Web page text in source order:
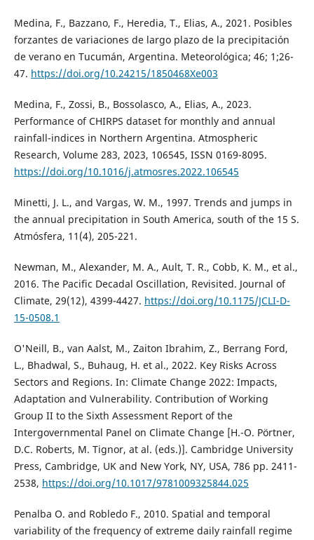
Medina, F., Bazzano, F., Heredia, T., Elias, A., 2021. Posibles
forzantes de variaciones de largo plazo de la precipitación
de verano en Tucumán, Argentina. Meteorológica; 46; 1;26-
47. https://doi.org/10.24215/1850468Xe003
Medina, F., Zossi, B., Bossolasco, A., Elias, A., 2023.
Performance of CHIRPS dataset for monthly and annual
rainfall-indices in Northern Argentina. Atmospheric
Research, Volume 283, 2023, 106545, ISSN 0169-8095.
https://doi.org/10.1016/j.atmosres.2022.106545
Minetti, J. L., and Vargas, W. M., 1997. Trends and jumps in
the annual precipitation in South America, south of the 15 S.
Atmósfera, 11(4), 205-221.
Newman, M., Alexander, M. A., Ault, T. R., Cobb, K. M., et al.,
2016. The Pacific Decadal Oscillation, Revisited. Journal of
Climate, 29(12), 4399-4427. https://doi.org/10.1175/JCLI-D-
15-0508.1
O'Neill, B., van Aalst, M., Zaiton Ibrahim, Z., Berrang Ford,
L., Bhadwal, S., Buhaug, H. et al., 2022. Key Risks Across
Sectors and Regions. In: Climate Change 2022: Impacts,
Adaptation and Vulnerability. Contribution of Working
Group II to the Sixth Assessment Report of the
Intergovernmental Panel on Climate Change [H.-O. Pörtner,
D.C. Roberts, M. Tignor, at al. (eds.)]. Cambridge University
Press, Cambridge, UK and New York, NY, USA, 786 pp. 2411-
2538, https://doi.org/10.1017/9781009325844.025
Penalba O. and Robledo F., 2010. Spatial and temporal
variability of the frequency of extreme daily rainfall regime